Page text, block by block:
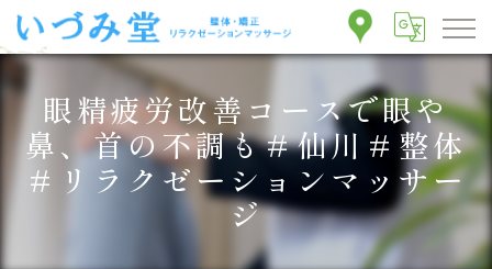
眼精疲労改善コースで眼や
鼻、首の不調も＃仙川＃整体
＃リラクゼーションマッサー
ジ